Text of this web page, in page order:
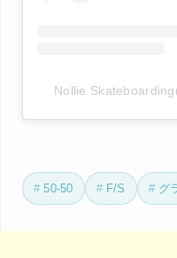
Nollie
50-50 F/S グ